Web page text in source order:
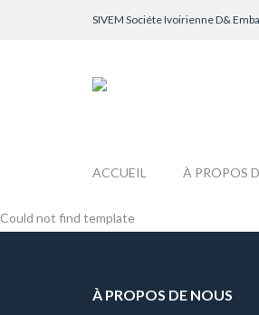
SIVEM Sociéte Ivoirienne D&
ACCUEIL À PROPOS
Could not find template
À PROPOS DE NOUS